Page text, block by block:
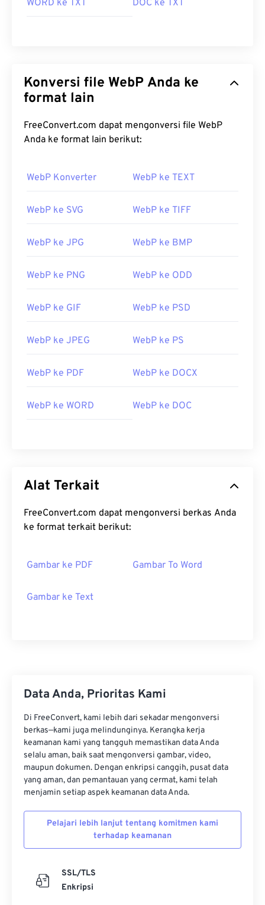
Artikel Pengembang Google tentang kompresi
WebP
Alat WebP Terkait:
GunakanPemilih Warna kami untuk memilih warna
WORD ke TXT DOC ke TXT
Konversi file WebP Anda ke
format lain
FreeConvert.com dapat mengonversi file WebP
Anda ke format lain berikut:
WebP Konverter WebP ke TEXT
WebP ke SVG WebP ke TIFF
WebP ke JPG WebP ke BMP
WebP ke PNG WebP ke ODD
WebP ke GIF WebP ke PSD
WebP ke JPEG WebP ke PS
WebP ke PDF WebP ke DOCX
WebP ke WORD WebP ke DOC
Alat Terkait
FreeConvert.com dapat mengonversi berkas Anda
ke format terkait berikut:
Gambar ke PDF Gambar To Word
Gambar ke Text
Data Anda, Prioritas Kami
Di FreeConvert, kami lebih dari sekadar mengonversi
berkas—kami juga melindunginya. Kerangka kerja
keamanan kami yang tangguh memastikan data Anda
selalu aman, baik saat mengonversi gambar, video,
maupun dokumen. Dengan enkripsi canggih, pusat data
yang aman, dan pemantauan yang cermat, kami telah
menjamin setiap aspek keamanan data Anda.
Pelajari lebih lanjut tentang komitmen kami
terhadap keamanan
SSL/TLS
Enkripsi